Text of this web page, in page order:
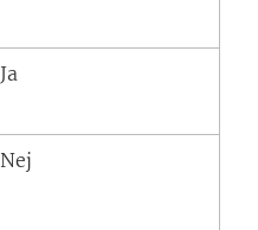
Ja
Nej